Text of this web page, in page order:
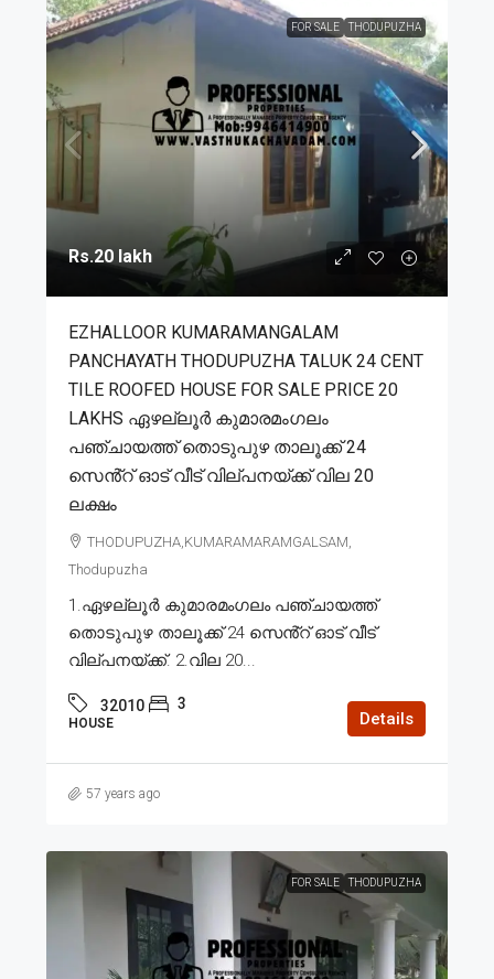
FOR SALE THODUPUZHA
Rs.20 lakh
EZHALLOOR KUMARAMANGALAM
PANCHAYATH THODUPUZHA TALUK 24 CENT
TILE ROOFED HOUSE FOR SALE PRICE 20
LAKHS ഏഴല്ലൂർ കുമാരമംഗലം
പഞ്ചായത്ത് തൊടുപുഴ താലൂക്ക് 24
സെൻ്റ് ഓട് വീട് വില്പനയ്ക്ക് വില 20
ലക്ഷം
THODUPUZHA,KUMARAMARAMGALSAM,
Thodupuzha
1.ഏഴല്ലൂർ കുമാരമംഗലം പഞ്ചായത്ത്
തൊടുപുഴ താലൂക്ക് 24 സെൻ്റ് ഓട് വീട്
വില്പനയ്ക്ക്. 2.വില 20...
32010 3
HOUSE Details
57 years ago
FOR SALE THODUPUZHA